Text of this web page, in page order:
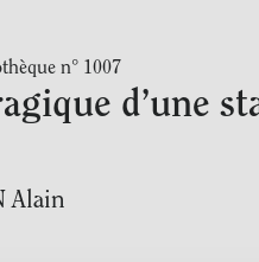
n° 1007
d’une
Alain